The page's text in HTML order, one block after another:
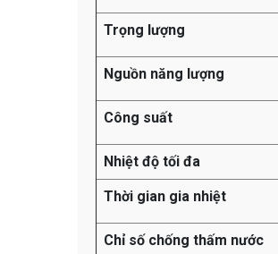
Trọng lượng
Nguồn năng lượng
Công suất
Nhiệt độ tối đa
Thời gian gia nhiệt
Chỉ số chống thấm nước